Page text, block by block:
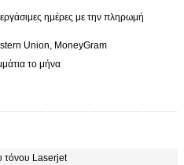
ημέρες με την πληρωμή
Union, MoneyGram
το μήνα
τόνου Laserjet